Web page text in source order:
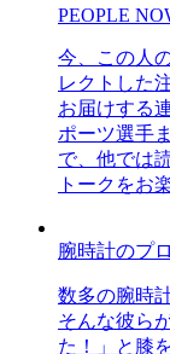
PEOPLE
今、この人
レクトした
お届けする
ポーツ選手
で、他では
トークをお
腕時計のプ
数多の腕時
そんな彼ら
た！」と膝